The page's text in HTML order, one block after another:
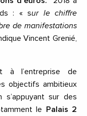
: « sur le chiffre
de manifestations
Vincent Grenié,
à l’entreprise de
objectifs ambitieux
s’appuyant sur des
le
Palais 2